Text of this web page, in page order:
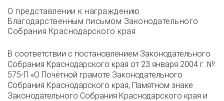
О представлении к награждению
Благодарственным письмом Законодательного
Собрания Краснодарского края
В соответствии с постановлением Законодательного
Собрания Краснодарского края от 23 января 2004 г. №
575-П «О Почётной грамоте Законодательного
Собрания Краснодарского края, Памятном знаке
Законодательного Собрания Краснодарского края и